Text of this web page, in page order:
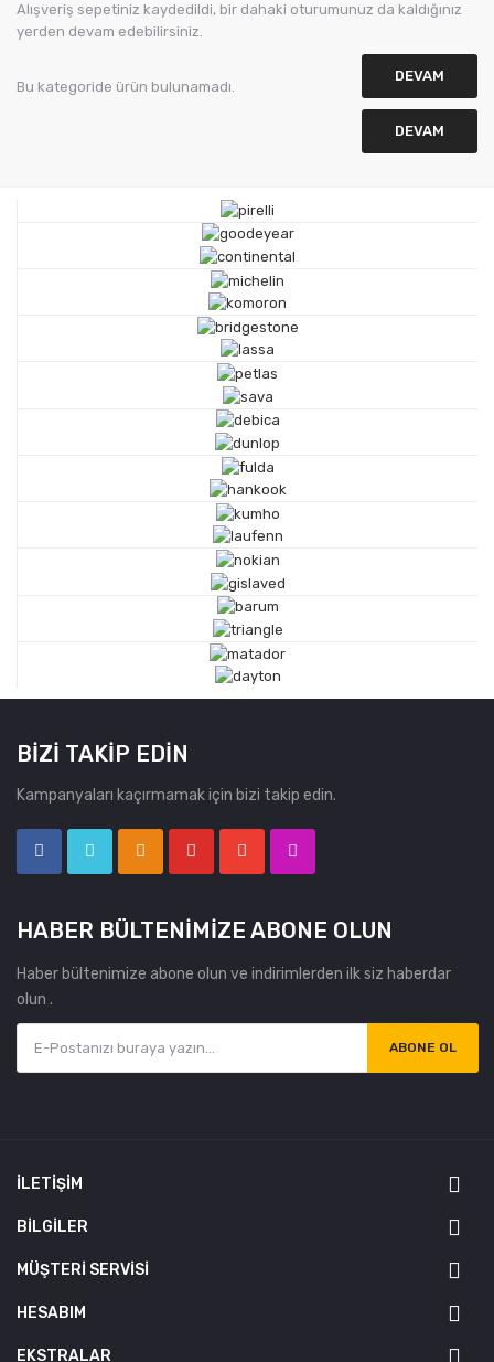
Alışveriş sepetiniz kaydedildi, bir dahaki oturumunuz da kaldığınız
yerden devam edebilirsiniz.
DEVAM
Bu kategoride ürün bulunamadı.
DEVAM
BIZI TAKIP EDIN
Kampanyaları kaçırmamak için bizi takip edin.
HABER BÜLTENIMIZE ABONE OLUN
Haber bültenimize abone olun ve indirimlerden ilk siz haberdar
olun .
ABONE OL
İLETIŞIM
BILGILER
MÜŞTERI SERVISI
HESABIM
EKSTRALAR